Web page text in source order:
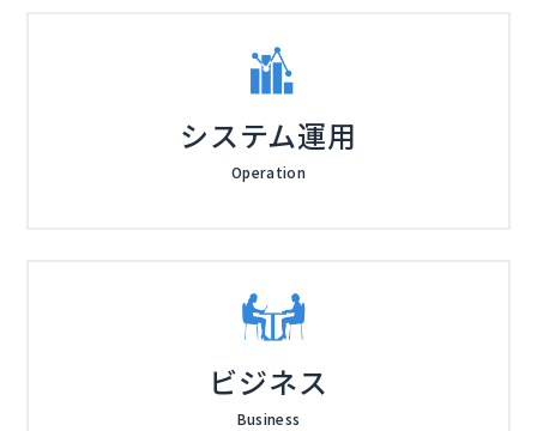
システム運用
Operation
ビジネス
Business